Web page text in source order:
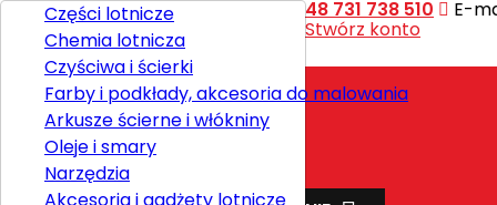
Kontakt Telefon:+48 731 738 510 E-
Witaj,
Stwórz konto
Polski
Wysyłka
Razem
Części lotnicze
Chemia lotnicza
Czyściwa i ścierki
Farby i podkłady, akcesoria do malowania
Arkusze ścierne i włókniny
Oleje i smary
Narzędzia